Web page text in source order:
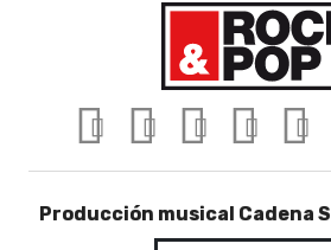
Producción musical Cadena